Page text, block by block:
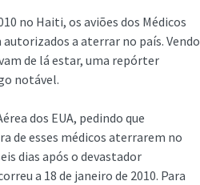
no Haiti, os aviões dos Médicos
a aterrar no país. Vendo
de lá estar, uma repórter
notável.
dos EUA, pedindo que
de esses médicos aterrarem no
dias após o devastador
a 18 de janeiro de 2010. Para